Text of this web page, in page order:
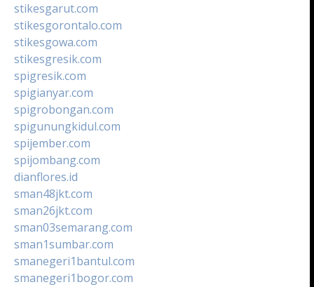
stikesgarut.com
stikesgorontalo.com
stikesgowa.com
stikesgresik.com
spigresik.com
spigianyar.com
spigrobongan.com
spigunungkidul.com
spijember.com
spijombang.com
dianflores.id
sman48jkt.com
sman26jkt.com
sman03semarang.com
sman1sumbar.com
smanegeri1bantul.com
smanegeri1bogor.com